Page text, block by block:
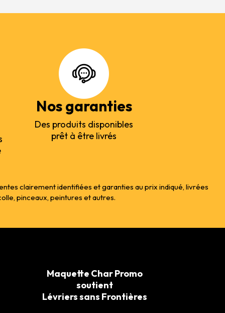
Nos garanties
Des produits disponibles
prêt à être livrés
clairement identifiées et garanties au prix indiqué, livrées
pinceaux, peintures et autres.
Maquette Char Promo
soutient
Lévriers sans Frontières